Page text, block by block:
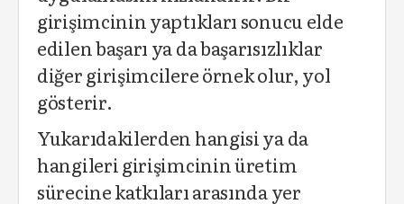
girişimcinin yaptıkları sonucu elde
edilen başarı ya da başarısızlıklar
diğer girişimcilere örnek olur, yol
gösterir.
Yukarıdakilerden hangisi ya da
hangileri girişimcinin üretim
sürecine katkıları arasında yer